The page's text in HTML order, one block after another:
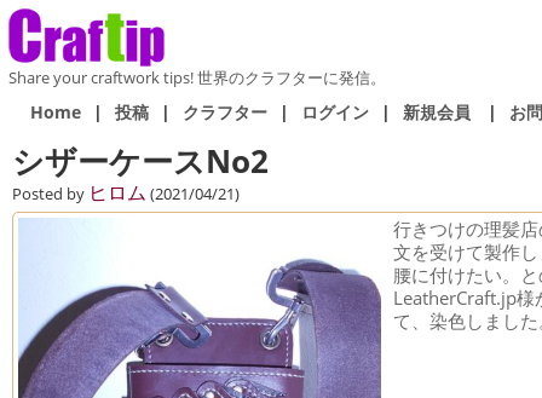
Share your craftwork tips! 世界のクラフターに発信。
Home | 投稿 | クラフター | ログイン | 新規会員 | お
シザーケースNo2
Posted by ヒロム (2021/04/21)
行きつけの理髪
文を受けて製作
腰に付けたい。
LeatherCraft.jp様
て、染色しまし